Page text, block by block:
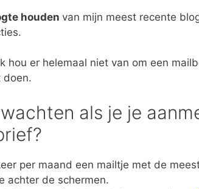
houden van mijn meest recente
hou er helemaal niet van om een
doen.
als je je
per maand een mailtje met de
achter de schermen.